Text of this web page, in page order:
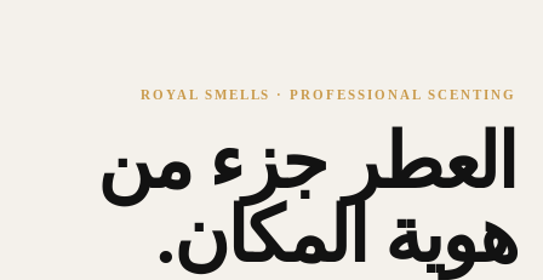
ROYAL SMELLS · PROFESSIONAL SCENTING
العطر جزء من
هوية المكان.